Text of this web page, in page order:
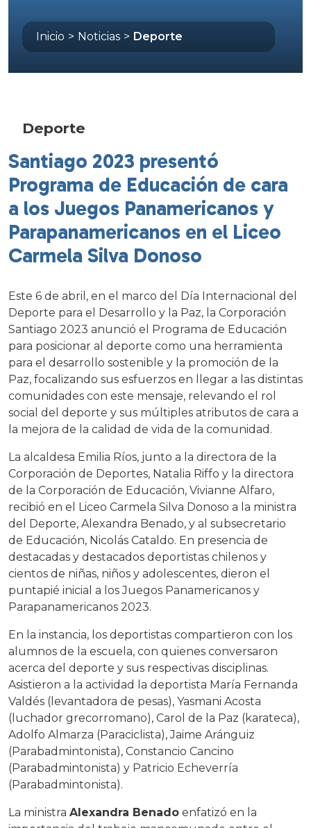
Inicio > Noticias > Deporte
Deporte
Santiago 2023 presentó
Programa de Educación de cara
a los Juegos Panamericanos y
Parapanamericanos en el Liceo
Carmela Silva Donoso
Este 6 de abril, en el marco del Día Internacional del
Deporte para el Desarrollo y la Paz, la Corporación
Santiago 2023 anunció el Programa de Educación
para posicionar al deporte como una herramienta
para el desarrollo sostenible y la promoción de la
Paz, focalizando sus esfuerzos en llegar a las distintas
comunidades con este mensaje, relevando el rol
social del deporte y sus múltiples atributos de cara a
la mejora de la calidad de vida de la comunidad.
La alcaldesa Emilia Ríos, junto a la directora de la
Corporación de Deportes, Natalia Riffo y la directora
de la Corporación de Educación, Vivianne Alfaro,
recibió en el Liceo Carmela Silva Donoso a la ministra
del Deporte, Alexandra Benado, y al subsecretario
de Educación, Nicolás Cataldo. En presencia de
destacadas y destacados deportistas chilenos y
cientos de niñas, niños y adolescentes, dieron el
puntapié inicial a los Juegos Panamericanos y
Parapanamericanos 2023.
En la instancia, los deportistas compartieron con los
alumnos de la escuela, con quienes conversaron
acerca del deporte y sus respectivas disciplinas.
Asistieron a la actividad la deportista María Fernanda
Valdés (levantadora de pesas), Yasmani Acosta
(luchador grecorromano), Carol de la Paz (karateca),
Adolfo Almarza (Paraciclista), Jaime Aránguiz
(Parabadmintonista), Constancio Cancino
(Parabadmintonista) y Patricio Echeverría
(Parabadmintonista).
La ministra Alexandra Benado enfatizó en la